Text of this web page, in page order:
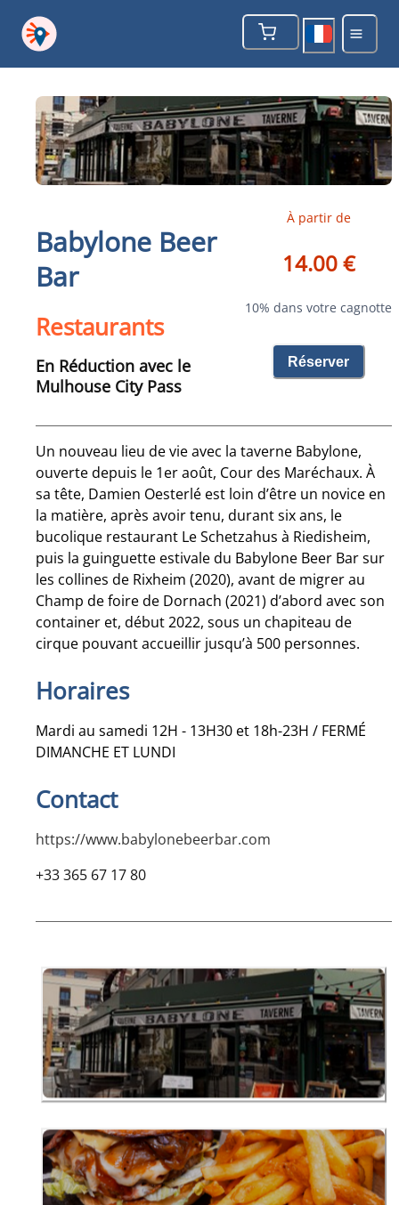
Babylone Beer
Bar
Restaurants
En Réduction avec le
Mulhouse City Pass
À partir de
14.00 €
10% dans votre cagnotte
Réserver
Un nouveau lieu de vie avec la taverne Babylone,
ouverte depuis le 1er août, Cour des Maréchaux. À
sa tête, Damien Oesterlé est loin d’être un novice en
la matière, après avoir tenu, durant six ans, le
bucolique restaurant Le Schetzahus à Riedisheim,
puis la guinguette estivale du Babylone Beer Bar sur
les collines de Rixheim (2020), avant de migrer au
Champ de foire de Dornach (2021) d’abord avec son
container et, début 2022, sous un chapiteau de
cirque pouvant accueillir jusqu’à 500 personnes.
Horaires
Mardi au samedi 12H - 13H30 et 18h-23H / FERMÉ
DIMANCHE ET LUNDI
Contact
https://www.babylonebeerbar.com
+33 365 67 17 80